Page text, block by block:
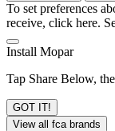
To set preferences
receive, click here.
Install Mopar
Tap Share Below,
GOT IT!
View all fca brands